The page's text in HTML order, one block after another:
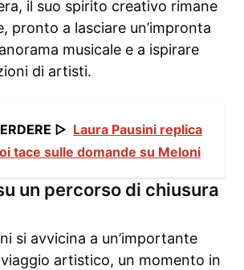
il suo spirito creativo rimane
pronto a lasciare un’impronta
musicale e a ispirare
di artisti.
▷ Laura Pausini replica
tace sulle domande su Meloni
un percorso di chiusura
si avvicina a un’importante
artistico, un momento in